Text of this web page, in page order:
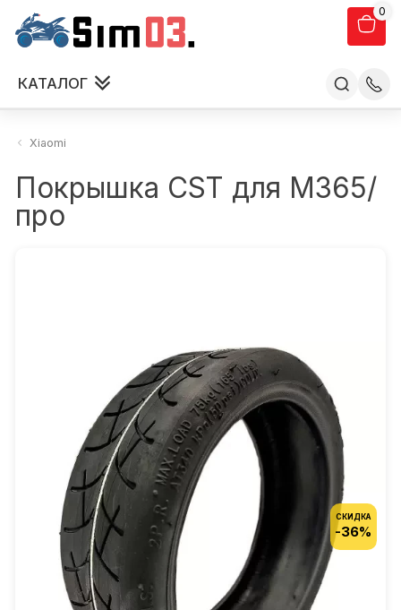
0
КАТАЛОГ
Xiaomi
Покрышка CST для М365/
про
СКИДКА
-36%